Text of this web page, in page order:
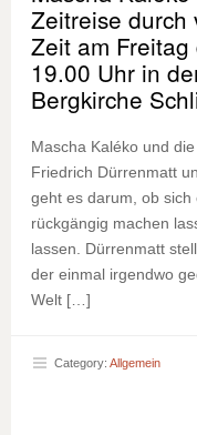
Zeitreise durch
Zeit am
19.00 Uhr in
Bergkirche
Mascha Kaléko und
Friedrich Dürrenmatt
geht es darum, ob
rückgängig machen
lassen. Dürrenmatt
der einmal irgendwo
Welt […]
Category: Allgemein